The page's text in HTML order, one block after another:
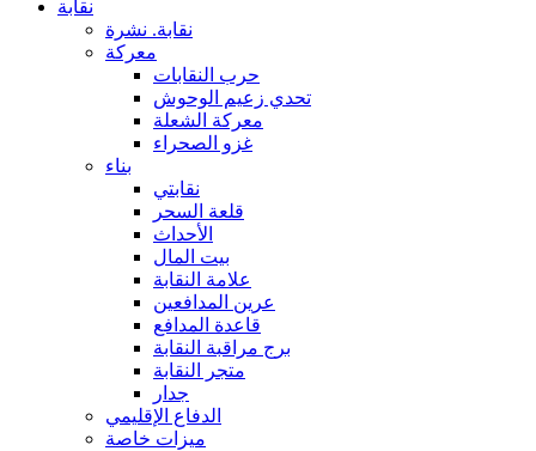
نقابة
نقابة. نشرة
معركة
حرب النقابات
تحدي زعيم الوحوش
معركة الشعلة
غزو الصحراء
بناء
نقابتي
قلعة السحر
الأحداث
بيت المال
علامة النقابة
عرين المدافعين
قاعدة المدافع
برج مراقبة النقابة
متجر النقابة
جدار
الدفاع الإقليمي
ميزات خاصة